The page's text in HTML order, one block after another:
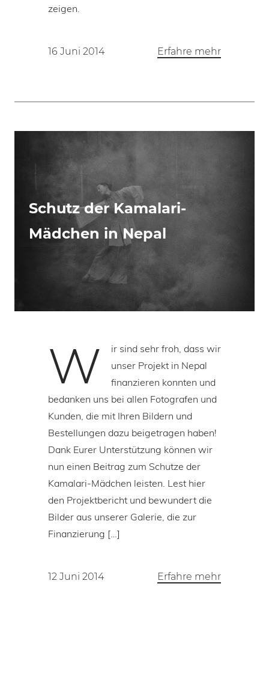
zeigen.
16 Juni 2014 Erfahre mehr
Schutz der Kamalari-
Mädchen in Nepal
W
ir sind sehr froh, dass wir
unser Projekt in Nepal
finanzieren konnten und
bedanken uns bei allen Fotografen und
Kunden, die mit Ihren Bildern und
Bestellungen dazu beigetragen haben!
Dank Eurer Unterstützung können wir
nun einen Beitrag zum Schutze der
Kamalari-Mädchen leisten. Lest hier
den Projektbericht und bewundert die
Bilder aus unserer Galerie, die zur
Finanzierung […]
12 Juni 2014 Erfahre mehr